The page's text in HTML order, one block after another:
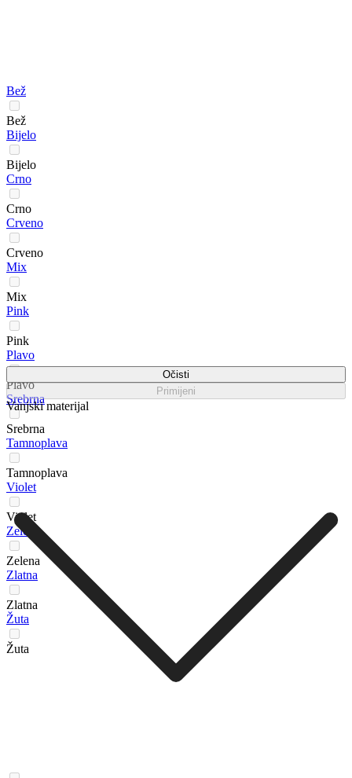
Bež
Bež
Bijelo
Bijelo
Crno
Crno
Crveno
Crveno
Mix
Mix
Pink
Pink
Plavo
Plavo
Srebrna
Srebrna
Tamnoplava
Tamnoplava
Violet
Violet
Zelena
Zelena
Zlatna
Zlatna
Žuta
Žuta
Očisti
Primijeni
Vanjski materijal